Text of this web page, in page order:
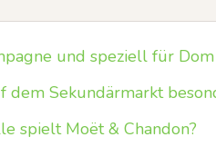
und speziell für Dom
Sekundärmarkt
spielt Moët & Chandon?